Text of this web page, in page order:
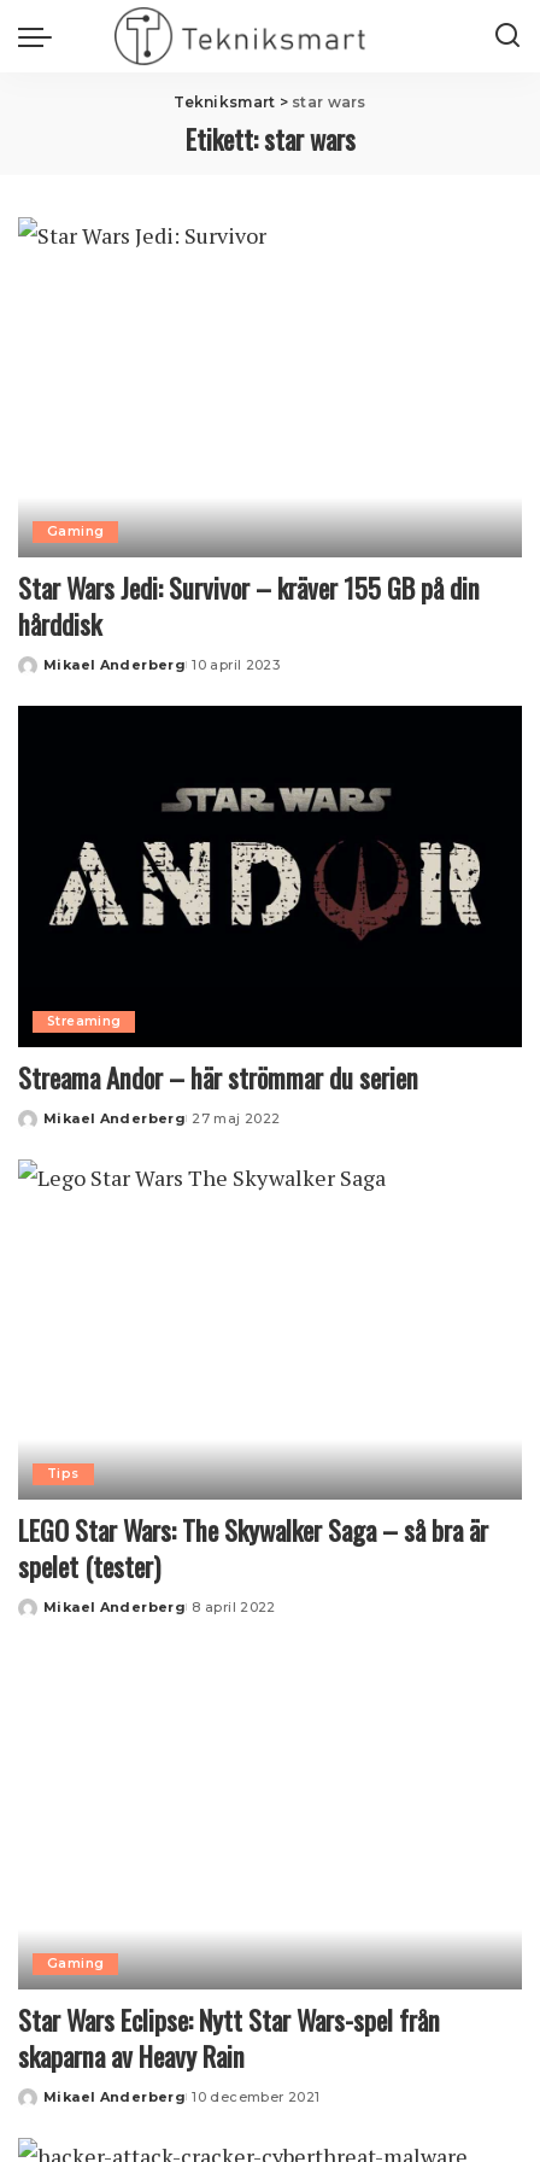
Tekniksmart > star wars
Etikett:star wars
Gaming
Star Wars Jedi: Survivor – kräver 155 GB på din
hårddisk
Posted
Mikael Anderberg 10 april 2023
Streaming
Streama Andor – här strömmar du serien
Posted
Mikael Anderberg 27 maj 2022
Tips
LEGO Star Wars: The Skywalker Saga – så bra är
spelet (tester)
Posted
Mikael Anderberg 8 april 2022
Gaming
Star Wars Eclipse: Nytt Star Wars-spel från
skaparna av Heavy Rain
Posted
Mikael Anderberg 10 december 2021